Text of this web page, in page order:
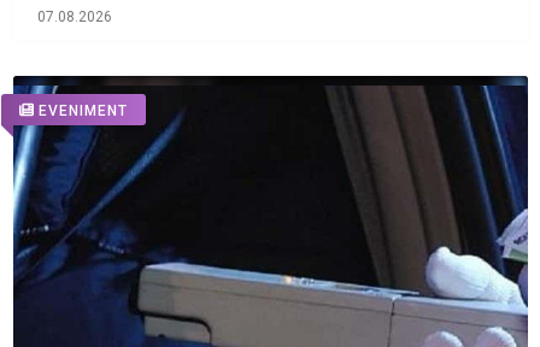
07.08.2026
EVENIMENT